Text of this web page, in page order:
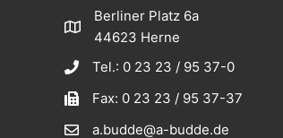
Berliner Platz 6a
44623 Herne
Tel.: 0 23 23 / 95 37-0
Fax: 0 23 23 / 95 37-37
a.budde@a-budde.de